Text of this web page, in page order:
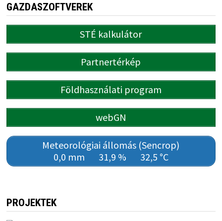
GAZDASZOFTVEREK
STÉ kalkulátor
Partnertérkép
Földhasználati program
webGN
Meteorológiai állomás (Sencrop)
0,0 mm
31,9 % 32,5 °C
PROJEKTEK